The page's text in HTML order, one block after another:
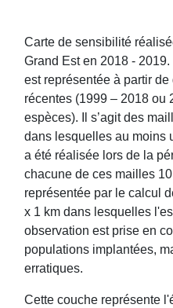
(Damier du
Carte de sensibilité
Grand Est en 2018 -
est représentée à partir
récentes (1999 – 2018 ou
espèces). Il s’agit des
dans lesquelles au moins
a été réalisée lors de la
chacune de ces mailles
représentée par le calcul
x 1 km dans lesquelles
observation est prise en
populations implantées,
erratiques.
Cette couche représente